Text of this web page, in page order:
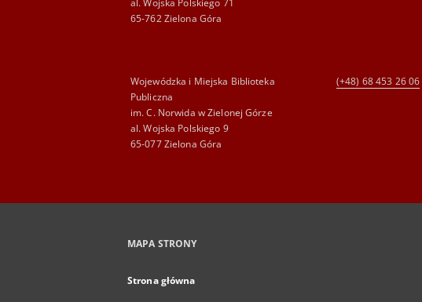
al. Wojska Polskiego 71
65-762 Zielona Góra
Wojewódzka i Miejska Biblioteka
Publiczna
im. C. Norwida w Zielonej Górze
al. Wojska Polskiego 9
65-077 Zielona Góra
(+48) 68 453 26 06
MAPA STRONY
Strona główna